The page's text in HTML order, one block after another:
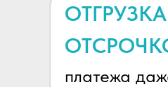
платежа